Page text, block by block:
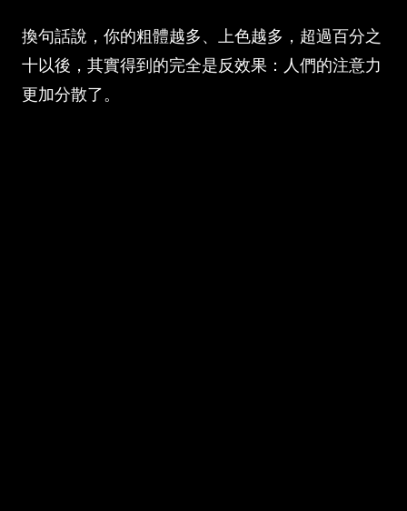
換句話說，你的粗體越多、上色越多，超過百分之
十以後，其實得到的完全是反效果：人們的注意力
更加分散了。